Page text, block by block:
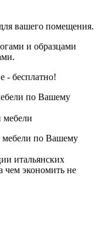
вашего помещения.
- бесплатно!
мебели
мебели по Вашему
итальянских
чем экономить не